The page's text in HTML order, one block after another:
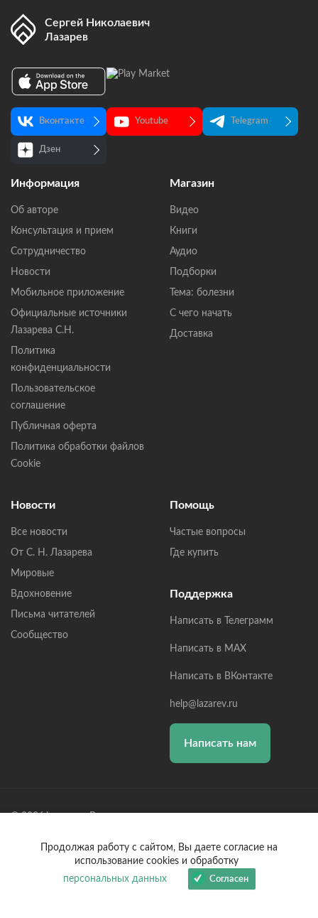
Сергей Николаевич
Лазарев
Вконтакте Youtube Telegram
Дзен
Информация
Об авторе
Консультация и прием
Сотрудничество
Новости
Мобильное приложение
Официальные источники
Лазарева С.Н.
Политика
конфиденциальности
Пользовательское
соглашение
Публичная оферта
Политика обработки файлов
Cookie
Магазин
Видео
Книги
Аудио
Подборки
Тема: болезни
С чего начать
Доставка
Новости
Все новости
От С. Н. Лазарева
Мировые
Вдохновение
Письма читателей
Сообщество
Помощь
Частые вопросы
Где купить
Поддержка
Написать в Телеграмм
Написать в MAX
Написать в ВКонтакте
help@lazarev.ru
Написать нам
Лазарев Сергей Николаевич (ИП) ИНН: 782570100635, ОГРНИП:
314784729300600, Р/С: 40802810102570002043,
Банк: ОАО "АЛЬФА-БАНК" БИК: 044525593, К/С:
30101810200000000593
Продолжая работу с сайтом, Вы даете согласие на
использование cookies и обработку
персональных данных
Согласен